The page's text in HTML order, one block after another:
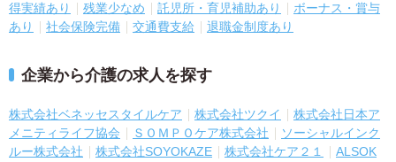
得実績あり
残業少なめ 託児所・育児補助あり
ボーナス・賞与
あり
社会保険完備 交通費支給 退職金制度あり
企業から介護の求人を探す
株式会社ベネッセスタイルケア 株式会社ツクイ
株式会社日本ア
メニティライフ協会
ＳＯＭＰＯケア株式会社
ソーシャルインク
ルー株式会社
株式会社SOYOKAZE 株式会社ケア２１
ALSOK